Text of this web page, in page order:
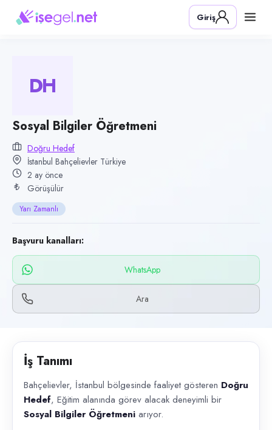
Pozisyon
Sosyal Bilgiler Öğretmeni
Kategori
Konum
Bahçelievler, İstanbul
Çalışma şekli
Yarı Zamanlı · Ofis
Yayın tarihi
5 Haziran 2026
Son geçerlilik
15 Eylül 2026
Başvuru kanalları
WhatsApp, Telefon
Bahçelievler, İstanbul bölgesinde faaliyet gösteren Doğru Hedef ,
Giriş
DH
Sosyal Bilgiler Öğretmeni
Doğru Hedef
İstanbul Bahçelievler Türkiye
2 ay önce
Görüşülür
Yarı Zamanlı
Başvuru kanalları:
WhatsApp
Ara
İş Tanımı
Bahçelievler, İstanbul bölgesinde faaliyet gösteren Doğru
Hedef, Eğitim alanında görev alacak deneyimli bir
Sosyal Bilgiler Öğretmeni arıyor.